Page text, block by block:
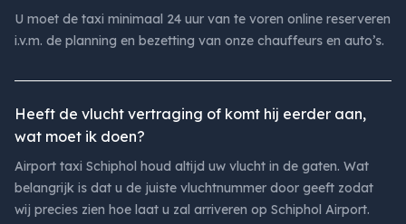
U moet de taxi minimaal 24 uur van te voren online reserveren
i.v.m. de planning en bezetting van onze chauffeurs en auto’s.
Heeft de vlucht vertraging of komt hij eerder aan,
wat moet ik doen?
Airport taxi Schiphol houd altijd uw vlucht in de gaten. Wat
belangrijk is dat u de juiste vluchtnummer door geeft zodat
wij precies zien hoe laat u zal arriveren op Schiphol Airport.